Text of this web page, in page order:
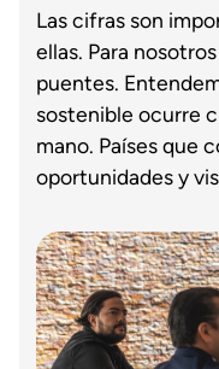
Las cifras son
ellas. Para
puentes.
sostenible ocurre
mano. Países que
oportunidades y